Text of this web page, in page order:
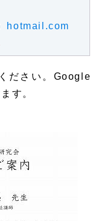
hotmail.com
ださい。Google
す。